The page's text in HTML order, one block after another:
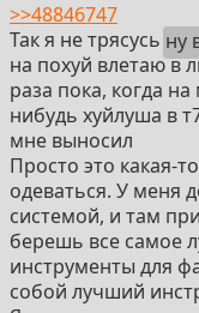
>>48846747
Так я не трясусь ну
на похуй влетаю в
раза пока, когда
нибудь хуйлуша в
мне выносил
Просто это какая-
одеваться. У меня
системой, и там
берешь все самое
инструменты для
собой лучший